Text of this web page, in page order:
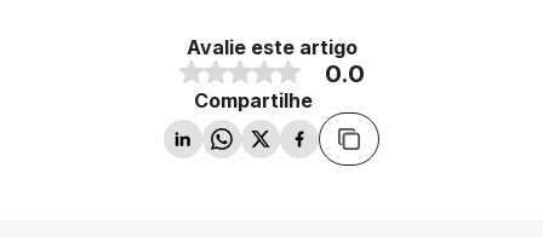
Avalie este artigo
0.0
Compartilhe